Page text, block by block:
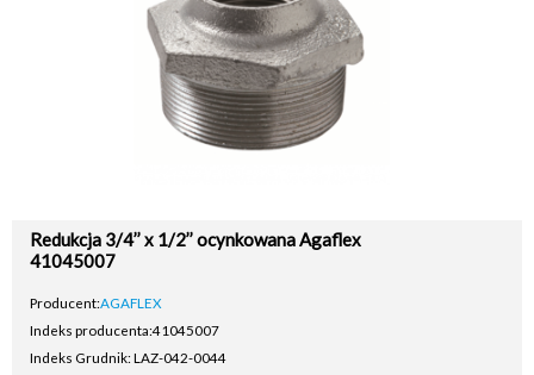
Redukcja 3/4’’ x 1/2’’ ocynkowana Agaflex
41045007
Producent:AGAFLEX
Indeks producenta:41045007
Indeks Grudnik: LAZ-042-0044